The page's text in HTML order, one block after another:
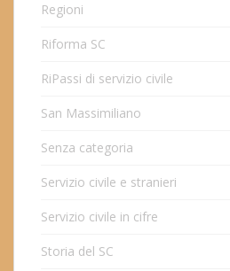
Regioni
Riforma SC
RiPassi di servizio civile
San Massimiliano
Senza categoria
Servizio civile e stranieri
Servizio civile in cifre
Storia del SC